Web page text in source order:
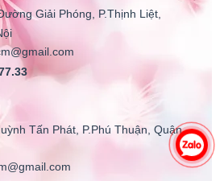
Giải Phóng, P.Thịnh Liệt,
Tấn Phát, P.Phú Thuận, Quận